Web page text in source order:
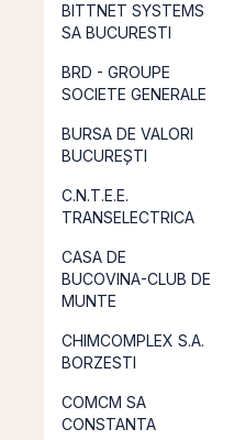
BITTNET SYSTEMS
SA BUCURESTI
BRD - GROUPE
SOCIETE GENERALE
BURSA DE VALORI
BUCUREȘTI
C.N.T.E.E.
TRANSELECTRICA
CASA DE
BUCOVINA-CLUB DE
MUNTE
CHIMCOMPLEX S.A.
BORZESTI
COMCM SA
CONSTANTA